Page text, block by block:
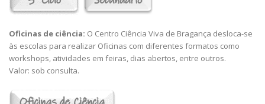
Oficinas de ciência: O Centro Ciência Viva de Bragança desloca-se
às escolas para realizar Oficinas com diferentes formatos como
workshops, atividades em feiras, dias abertos, entre outros.
Valor: sob consulta.